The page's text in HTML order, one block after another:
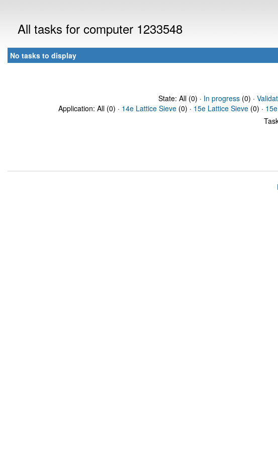
All tasks for computer 1233548
No tasks to display
State: All (0) · In progress(0) ·
Application: All (0) · 14e Lattice Sieve (0) · 15e Lattice Sieve (0) ·